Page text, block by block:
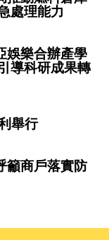
處理能力
娛樂合辦產學
導科研成果轉
舉行
籲商戶落實防